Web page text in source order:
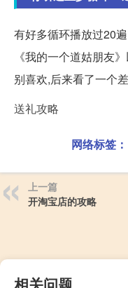
有好多循环播放过20
《我的一个道姑朋友
别喜欢,后来看了一个
送礼攻略
网络标签：
上一篇
开淘宝店的攻略